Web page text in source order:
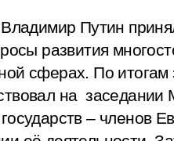
Путин
развития
сферах. По итогам
на заседании
– членов